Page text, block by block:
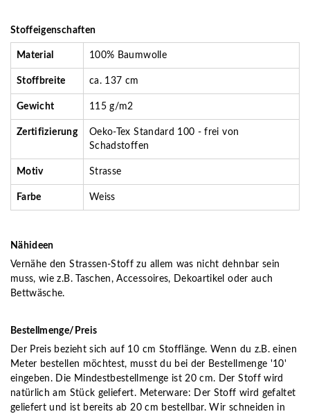
Stoffeigenschaften
Material 100% Baumwolle
Stoffbreite ca. 137 cm
Gewicht 115 g/m2
Zertifizierung
Oeko-Tex Standard 100 - frei von
Schadstoffen
Motiv Strasse
Farbe Weiss
Nähideen
Vernähe den Strassen-Stoff zu allem was nicht dehnbar sein
muss, wie z.B. Taschen, Accessoires, Dekoartikel oder auch
Bettwäsche.
Bestellmenge/Preis
Der Preis bezieht sich auf 10 cm Stofflänge. Wenn du z.B. einen
Meter bestellen möchtest, musst du bei der Bestellmenge '10'
eingeben. Die Mindestbestellmenge ist 20 cm. Der Stoff wird
natürlich am Stück geliefert. Meterware: Der Stoff wird gefaltet
geliefert und ist bereits ab 20 cm bestellbar. Wir schneiden in